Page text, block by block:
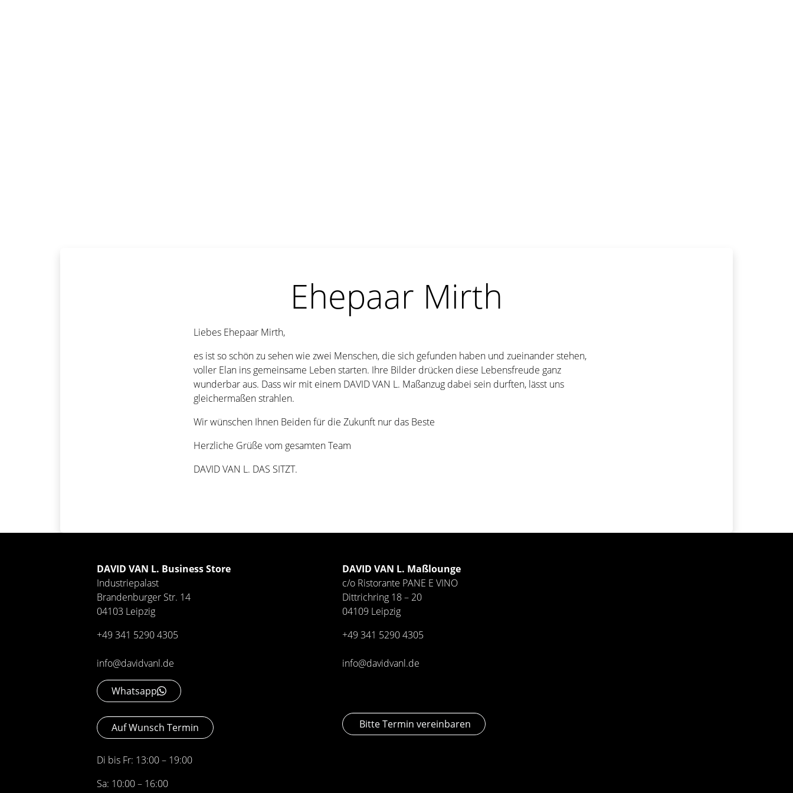
Ehepaar Mirth
Liebes Ehepaar Mirth,
es ist so schön zu sehen wie zwei Menschen, die sich gefunden haben und zueinander stehen,
voller Elan ins gemeinsame Leben starten. Ihre Bilder drücken diese Lebensfreude ganz
wunderbar aus. Dass wir mit einem DAVID VAN L. Maßanzug dabei sein durften, lässt uns
gleichermaßen strahlen.
Wir wünschen Ihnen Beiden für die Zukunft nur das Beste
Herzliche Grüße vom gesamten Team
DAVID VAN L. DAS SITZT.
DAVID VAN L. Business Store
Industriepalast
Brandenburger Str. 14
04103 Leipzig
+49 341 5290 4305
info@davidvanl.de
Whatsapp
Auf Wunsch Termin
Di bis Fr: 13:00 – 19:00
Sa: 10:00 – 16:00
DAVID VAN L. Maßlounge
c/o Ristorante PANE E VINO
Dittrichring 18 – 20
04109 Leipzig
+49 341 5290 4305
info@davidvanl.de
Bitte Termin vereinbaren